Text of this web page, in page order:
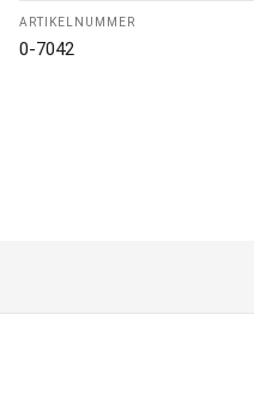
ARTIKELNUMMER
0-7042